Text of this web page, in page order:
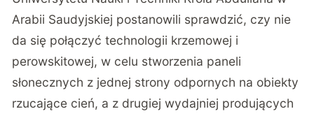
Arabii Saudyjskiej postanowili sprawdzić, czy nie
da się połączyć technologii krzemowej i
perowskitowej, w celu stworzenia paneli
słonecznych z jednej strony odpornych na obiekty
rzucające cień, a z drugiej wydajniej produjących